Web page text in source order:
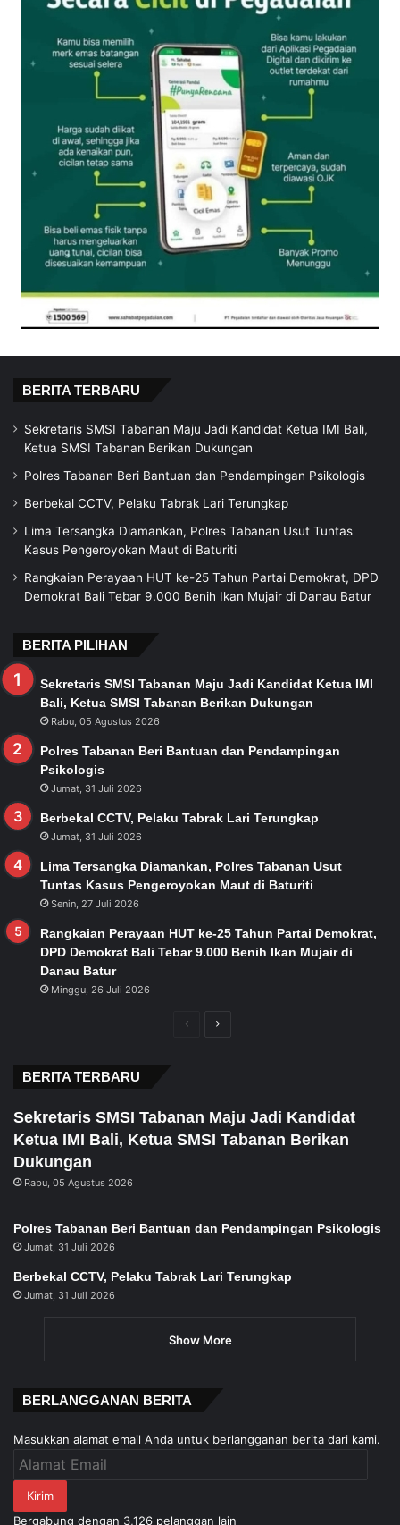
BERITA TERBARU
Sekretaris SMSI Tabanan Maju Jadi Kandidat Ketua IMI Bali,
Ketua SMSI Tabanan Berikan Dukungan
Polres Tabanan Beri Bantuan dan Pendampingan Psikologis
Berbekal CCTV, Pelaku Tabrak Lari Terungkap
Lima Tersangka Diamankan, Polres Tabanan Usut Tuntas
Kasus Pengeroyokan Maut di Baturiti
Rangkaian Perayaan HUT ke-25 Tahun Partai Demokrat, DPD
Demokrat Bali Tebar 9.000 Benih Ikan Mujair di Danau Batur
BERITA PILIHAN
Sekretaris SMSI Tabanan Maju Jadi Kandidat Ketua IMI
Bali, Ketua SMSI Tabanan Berikan Dukungan
Rabu, 05 Agustus 2026
Polres Tabanan Beri Bantuan dan Pendampingan
Psikologis
Jumat, 31 Juli 2026
Berbekal CCTV, Pelaku Tabrak Lari Terungkap
Jumat, 31 Juli 2026
Lima Tersangka Diamankan, Polres Tabanan Usut
Tuntas Kasus Pengeroyokan Maut di Baturiti
Senin, 27 Juli 2026
Rangkaian Perayaan HUT ke-25 Tahun Partai Demokrat,
DPD Demokrat Bali Tebar 9.000 Benih Ikan Mujair di
Danau Batur
Minggu, 26 Juli 2026
PreviousNext
BERITA TERBARU
Sekretaris SMSI Tabanan Maju Jadi Kandidat
Ketua IMI Bali, Ketua SMSI Tabanan Berikan
Dukungan
Rabu, 05 Agustus 2026
Polres Tabanan Beri Bantuan dan Pendampingan Psikologis
Jumat, 31 Juli 2026
Berbekal CCTV, Pelaku Tabrak Lari Terungkap
Jumat, 31 Juli 2026
Show More
BERLANGGANAN BERITA
Masukkan alamat email Anda untuk berlangganan berita dari kami.
Alamat
Kirim
Bergabung dengan 3,126 pelanggan lain